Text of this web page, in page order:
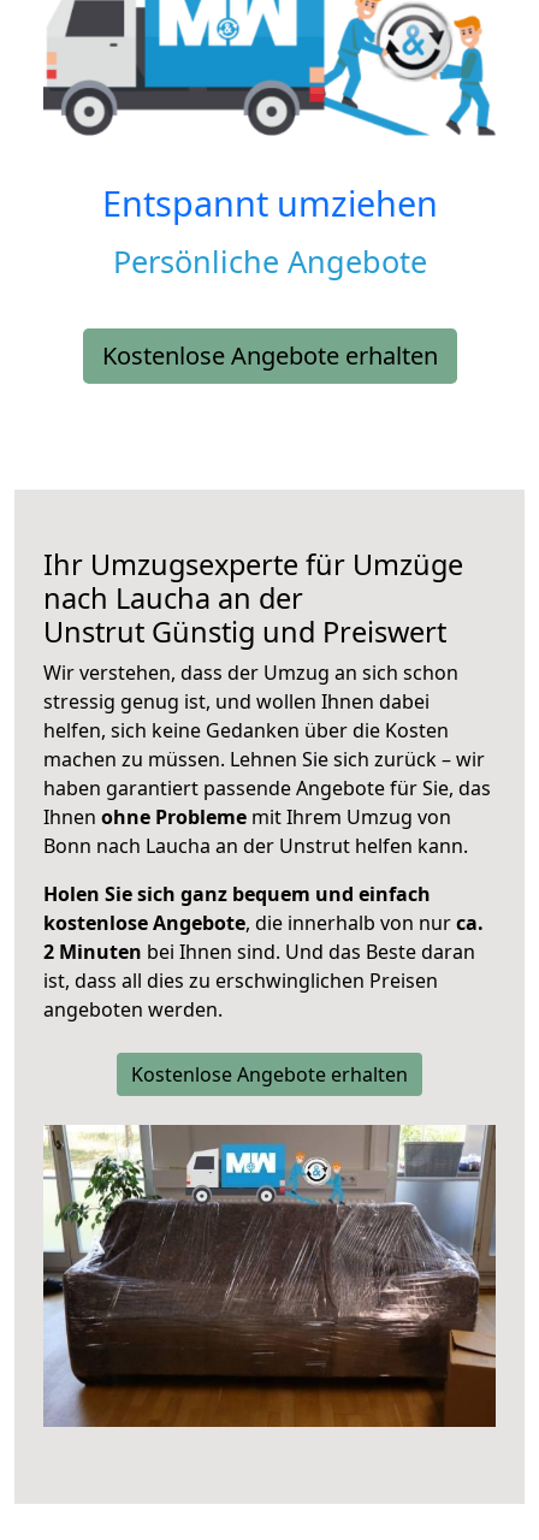
Entspannt umziehen
Persönliche Angebote
Kostenlose Angebote erhalten
Ihr Umzugsexperte für Umzüge
nach Laucha an der
Unstrut Günstig und Preiswert
Wir verstehen, dass der Umzug an sich schon
stressig genug ist, und wollen Ihnen dabei
helfen, sich keine Gedanken über die Kosten
machen zu müssen. Lehnen Sie sich zurück – wir
haben garantiert passende Angebote für Sie, das
Ihnen ohne Probleme mit Ihrem Umzug von
Bonn nach Laucha an der Unstrut helfen kann.
Holen Sie sich ganz bequem und einfach
kostenlose Angebote, die innerhalb von nurca.
2 Minuten bei Ihnen sind. Und das Beste daran
ist, dass all dies zu erschwinglichen Preisen
angeboten werden.
Kostenlose Angebote erhalten